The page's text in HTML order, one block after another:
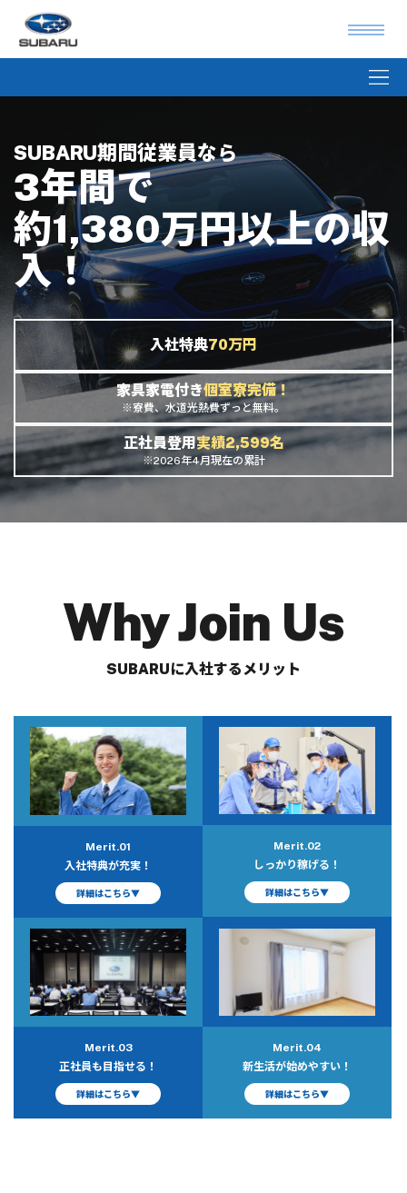
SUBARU期間従業員なら
3年間で
約1,380万円以上の収
入！
入社特典70万円
家具家電付き個室寮完備！
※寮費、水道光熱費ずっと無料。
正社員登用実績2,599名
※2026年4月現在の累計
Why Join Us
SUBARUに入社するメリット
Merit.01
入社特典が充実！
詳細はこちら▼
Merit.02
しっかり稼げる！
詳細はこちら▼
Merit.03
正社員も目指せる！
詳細はこちら▼
Merit.04
新生活が始めやすい！
詳細はこちら▼